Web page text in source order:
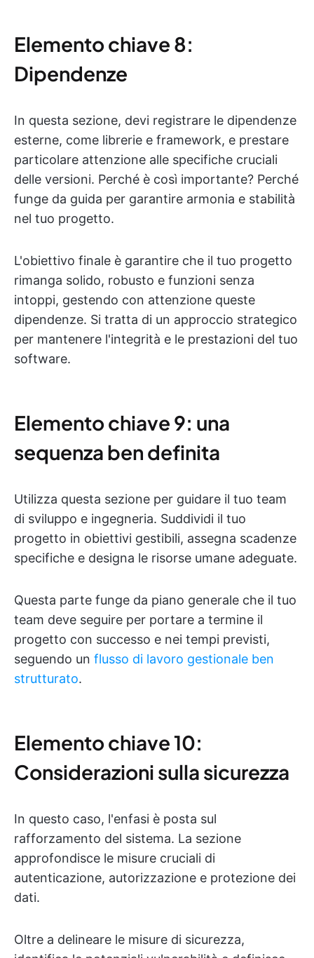
Elemento chiave 8:
Dipendenze
In questa sezione, devi registrare le dipendenze
esterne, come librerie e framework, e prestare
particolare attenzione alle specifiche cruciali
delle versioni. Perché è così importante? Perché
funge da guida per garantire armonia e stabilità
nel tuo progetto.
L'obiettivo finale è garantire che il tuo progetto
rimanga solido, robusto e funzioni senza
intoppi, gestendo con attenzione queste
dipendenze. Si tratta di un approccio strategico
per mantenere l'integrità e le prestazioni del tuo
software.
Elemento chiave 9: una
sequenza ben definita
Utilizza questa sezione per guidare il tuo team
di sviluppo e ingegneria. Suddividi il tuo
progetto in obiettivi gestibili, assegna scadenze
specifiche e designa le risorse umane adeguate.
Questa parte funge da piano generale che il tuo
team deve seguire per portare a termine il
progetto con successo e nei tempi previsti,
seguendo un flusso di lavoro gestionale ben
strutturato.
Elemento chiave 10:
Considerazioni sulla sicurezza
In questo caso, l'enfasi è posta sul
rafforzamento del sistema. La sezione
approfondisce le misure cruciali di
autenticazione, autorizzazione e protezione dei
dati.
Oltre a delineare le misure di sicurezza,